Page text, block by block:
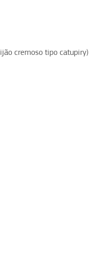
cremoso tipo catupiry)